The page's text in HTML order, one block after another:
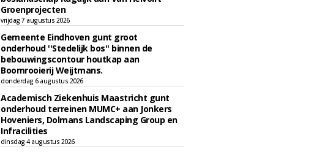
Groenprojecten
vrijdag 7 augustus 2026
Gemeente Eindhoven gunt groot
onderhoud ''Stedelijk bos'' binnen de
bebouwingscontour houtkap aan
Boomrooierij Weijtmans.
donderdag 6 augustus 2026
Academisch Ziekenhuis Maastricht gunt
onderhoud terreinen MUMC+ aan Jonkers
Hoveniers, Dolmans Landscaping Group en
Infracilities
dinsdag 4 augustus 2026